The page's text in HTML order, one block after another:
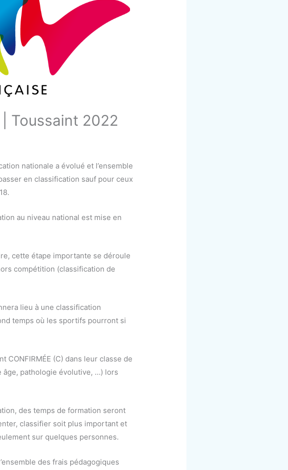
Toussaint 2022
nationale a évolué et l’ensemble
en classification sauf pour ceux
au niveau national est mise en
cette étape importante se déroule
compétition (classification de
lieu à une classification
temps où les sportifs pourront si
(C) dans leur classe de
âge, pathologie évolutive, …) lors
des temps de formation seront
classifier soit plus important et
sur quelques personnes.
des frais pédagogiques